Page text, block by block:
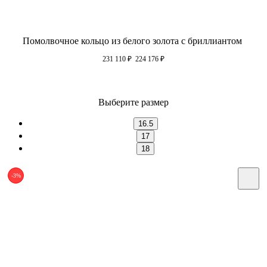
Помолвочное кольцо из белого золота с бриллиантом
231 110 ₽ 224 176 ₽
Выберите размер
16.5
17
18
-3%